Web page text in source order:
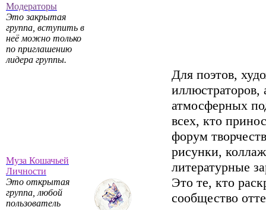
Модераторы
Это закрытая
группа, вступить в
неё можно только
по приглашению
лидера группы.
Муза Кошачьей
Личности
Это открытая
группа, любой
пользователь
Для поэтов,
иллюстраторов,
атмосферных
всех, кто
форум
рисунки,
литературные
Это те, кто
сообщество